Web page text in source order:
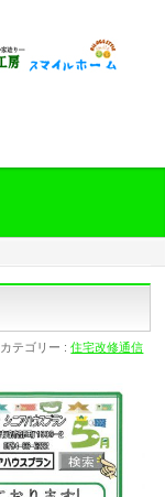
カテゴリー :住宅改修通信